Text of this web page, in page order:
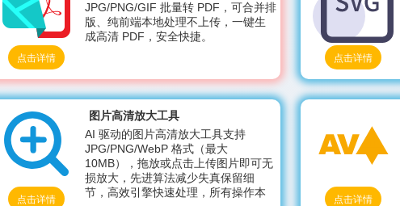
点击详情
JPG/PNG/GIF 批量转 PDF，可合并排
版、纯前端本地处理不上传，一键生
成高清 PDF，安全快捷。
点击详情
点击详情
图片高清放大工具
AI 驱动的图片高清放大工具支持
JPG/PNG/WebP 格式（最大
10MB），拖放或点击上传图片即可无
损放大，先进算法减少失真保留细
节，高效引擎快速处理，所有操作本
点击详情